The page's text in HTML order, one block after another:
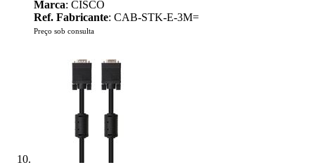
Marca: CISCO
Ref. Fabricante: CAB-STK-E-3M=
Preço sob consulta